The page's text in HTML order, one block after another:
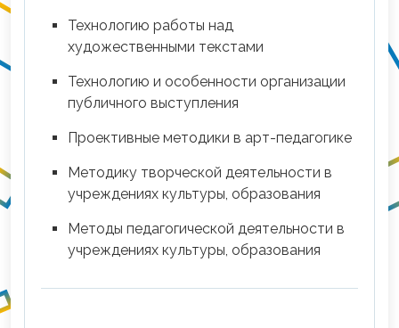
Технологию работы над
художественными текстами
Технологию и особенности организации
публичного выступления
Проективные методики в арт-педагогике
Методику творческой деятельности в
учреждениях культуры, образования
Методы педагогической деятельности в
учреждениях культуры, образования